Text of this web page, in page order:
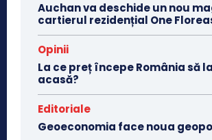
Auchan va deschide un nou
cartierul rezidențial One
Opinii
La ce preț începe România să
acasă?
Editoriale
Geoeconomia face noua